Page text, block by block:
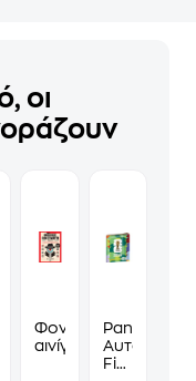
οι
Φονικά
αινίγματα
Panini
Fifa